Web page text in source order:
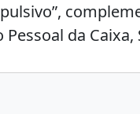
Pessoal da